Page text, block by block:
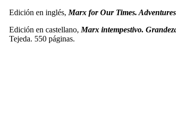
Edición en inglés, Marx for Our Times.
Edición en castellano, Marx intempestivo.
Tejeda. 550 páginas.